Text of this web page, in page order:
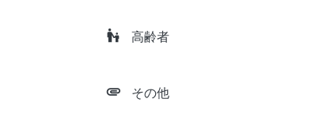
escalator_warning 高齢者
attachment その他